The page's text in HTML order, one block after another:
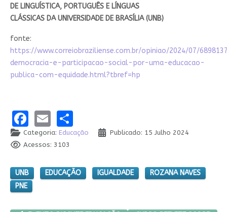
DE LINGUÍSTICA, PORTUGUÊS E LÍNGUAS
CLÁSSICAS DA UNIVERSIDADE DE BRASÍLIA (UNB)
fonte:
https://www.correiobraziliense.com.br/opiniao/2024/07/
democracia-e-participacao-social-por-uma-educacao-
publica-com-equidade.html?tbref=hp
Facebook
EmailShare
Categoria: Educação
Publicado: 15 Julho 2024
Acessos: 3103
UNB EDUCAÇÃO IGUALDADE
ROZANA NAVES
PNE